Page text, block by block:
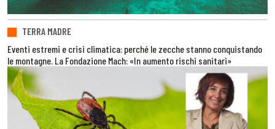
TERRA MADRE
Eventi estremi e crisi climatica: perché le zecche stanno conquistando
le montagne. La Fondazione Mach: «In aumento rischi sanitari»